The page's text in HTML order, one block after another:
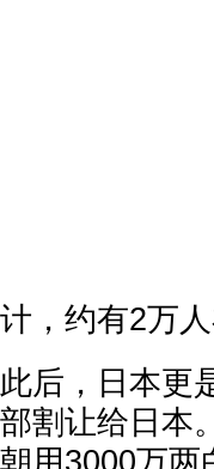
计，约有2万
此后，日本更
部割让给日本
朝用3000万两